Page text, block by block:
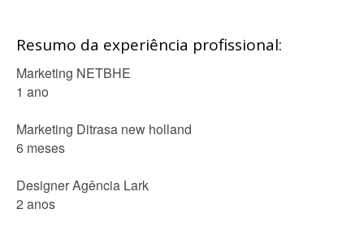
Resumo da experiência profissional:
Marketing NETBHE
1 ano
Marketing Ditrasa new holland
6 meses
Designer Agência Lark
2 anos